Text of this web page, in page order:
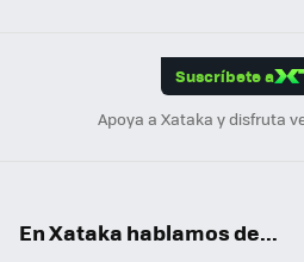
Suscríbete a
Apoya a Xataka y disfruta
En Xataka hablamos de...